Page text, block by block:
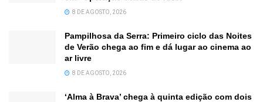
8 DE AGOSTO, 2026
Pampilhosa da Serra: Primeiro ciclo das Noites
de Verão chega ao fim e dá lugar ao cinema ao
ar livre
8 DE AGOSTO, 2026
‘Alma à Brava’ chega à quinta edição com dois